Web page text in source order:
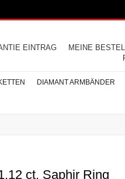
MEINE
EINTRAG
DIAMANT ARMBÄNDER
ct. Saphir Ring